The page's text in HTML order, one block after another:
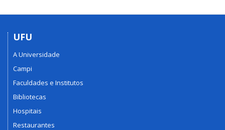
UFU
A Universidade
Campi
Faculdades e Institutos
Bibliotecas
Hospitais
Restaurantes